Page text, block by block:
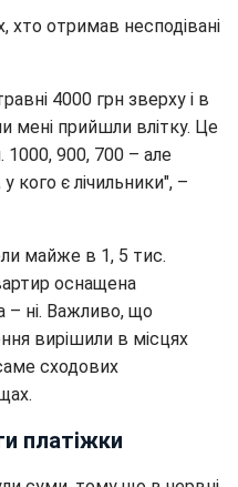
хто отримав несподівані
4000 грн зверху і в
мені прийшли влітку. Це
1000, 900, 700 – але
кого є лічильники", –
майже в 1, 5 тис.
оснащена
– ні. Важливо, що
вирішили в місцях
сходових
платіжки